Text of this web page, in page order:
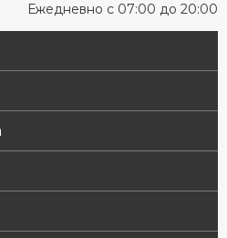
Ежедневно с 07:00 до 20:00